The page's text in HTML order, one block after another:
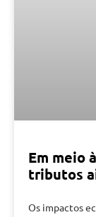
Em meio
tributos
Os impactos